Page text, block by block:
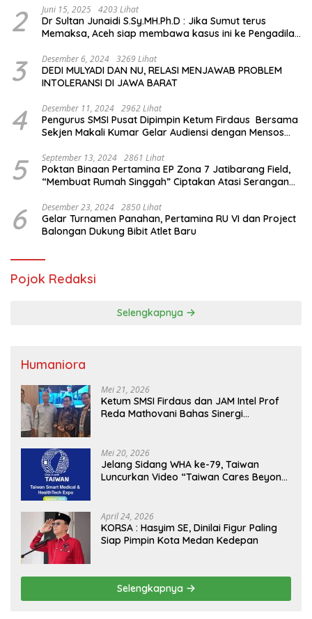
2 Juni 15, 2025 4203 Lihat
Dr Sultan Junaidi S.Sy.MH.Ph.D : Jika Sumut terus
Memaksa, Aceh siap membawa kasus ini ke Pengadilan
3 Desember 6, 2024 3269 Lihat
DEDI MULYADI DAN NU, RELASI MENJAWAB PROBLEM
INTOLERANSI DI JAWA BARAT
4 Desember 11, 2024 2962 Lihat
Pengurus SMSI Pusat Dipimpin Ketum Firdaus Bersama
Sekjen Makali Kumar Gelar Audiensi dengan Mensos
5 September 13, 2024 2861 Lihat
Poktan Binaan Pertamina EP Zona 7 Jatibarang Field,
“Membuat Rumah Singgah” Ciptakan Atasi Serangan
6 Desember 23, 2024 2850 Lihat
Gelar Turnamen Panahan, Pertamina RU VI dan Project
Balongan Dukung Bibit Atlet Baru
Pojok Redaksi
Selengkapnya
Humaniora
Mei 21, 2026
Ketum SMSI Firdaus dan JAM Intel Prof
Reda Mathovani Bahas Sinergi
MBG, Perkuat Pengawasan Program
Pemerintah
Mei 20, 2026
Jelang Sidang WHA ke-79, Taiwan
Luncurkan Video “Taiwan Cares Beyond
April 24, 2026
KORSA : Hasyim SE, Dinilai Figur Paling
Siap Pimpin Kota Medan Kedepan
Selengkapnya